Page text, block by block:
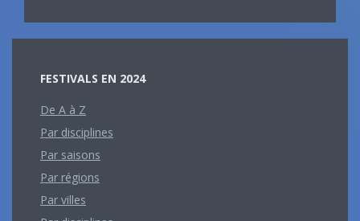
FESTIVALS EN 2024
De A à Z
Par disciplines
Par saisons
Par régions
Par villes